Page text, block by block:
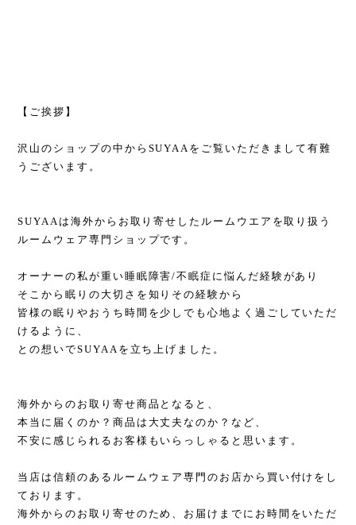
【ご挨拶】
沢山のショップの中からSUYAAをご覧いただきまして有難
うございます。
SUYAAは海外からお取り寄せしたルームウエアを取り扱う
ルームウェア専門ショップです。
オーナーの私が重い睡眠障害/不眠症に悩んだ経験があり
そこから眠りの大切さを知りその経験から
皆様の眠りやおうち時間を少しでも心地よく過ごしていただ
けるように、
との想いでSUYAAを立ち上げました。
海外からのお取り寄せ商品となると、
本当に届くのか？商品は大丈夫なのか？など、
不安に感じられるお客様もいらっしゃると思います。
当店は信頼のあるルームウェア専門のお店から買い付けをし
ております。
海外からのお取り寄せのため、お届けまでにお時間をいただ